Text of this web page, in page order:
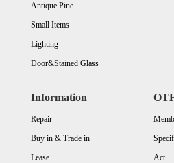
Antique Pine
Small Items
Lighting
Door&Stained Glass
Information
Repair
Buy in & Trade in
Lease
Act